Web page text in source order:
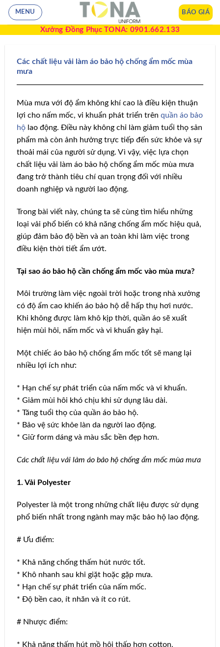
MENU BÁO GIÁ
Xưởng Đồng Phục TONA: 0901.662.133
Các chất liệu vải làm áo bảo hộ chống ẩm mốc mùa
mưa
Mùa mưa với độ ẩm không khí cao là điều kiện thuận
lợi cho nấm mốc, vi khuẩn phát triển trên quần áo bảo
hộ lao động. Điều này không chỉ làm giảm tuổi thọ sản
phẩm mà còn ảnh hưởng trực tiếp đến sức khỏe và sự
thoải mái của người sử dụng. Vì vậy, việc lựa chọn
chất liệu vải làm áo bảo hộ chống ẩm mốc mùa mưa
đang trở thành tiêu chí quan trọng đối với nhiều
doanh nghiệp và người lao động.
Trong bài viết này, chúng ta sẽ cùng tìm hiểu những
loại vải phổ biến có khả năng chống ẩm mốc hiệu quả,
giúp đảm bảo độ bền và an toàn khi làm việc trong
điều kiện thời tiết ẩm ướt.
Tại sao áo bảo hộ cần chống ẩm mốc vào mùa mưa?
Môi trường làm việc ngoài trời hoặc trong nhà xưởng
có độ ẩm cao khiến áo bảo hộ dễ hấp thụ hơi nước.
Khi không được làm khô kịp thời, quần áo sẽ xuất
hiện mùi hôi, nấm mốc và vi khuẩn gây hại.
Một chiếc áo bảo hộ chống ẩm mốc tốt sẽ mang lại
nhiều lợi ích như:
* Hạn chế sự phát triển của nấm mốc và vi khuẩn.
* Giảm mùi hôi khó chịu khi sử dụng lâu dài.
* Tăng tuổi thọ của quần áo bảo hộ.
* Bảo vệ sức khỏe làn da người lao động.
* Giữ form dáng và màu sắc bền đẹp hơn.
Các chất liệu vải làm áo bảo hộ chống ẩm mốc mùa mưa
1. Vải Polyester
Polyester là một trong những chất liệu được sử dụng
phổ biến nhất trong ngành may mặc bảo hộ lao động.
# Ưu điểm:
* Khả năng chống thấm hút nước tốt.
* Khô nhanh sau khi giặt hoặc gặp mưa.
* Hạn chế sự phát triển của nấm mốc.
* Độ bền cao, ít nhăn và ít co rút.
# Nhược điểm:
* Khả năng thấm hút mồ hôi thấp hơn cotton.